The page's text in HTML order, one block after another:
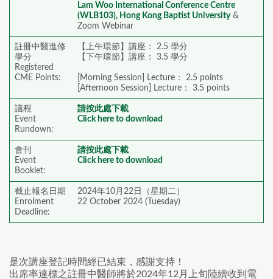
Lam Woo International Conference Centre
(WLB103), Hong Kong Baptist University&
Zoom Webinar
註冊中醫進修
學分
Registered
CME Points:
【上午環節】講座： 2.5 學分
【下午環節】講座： 3.5 學分
[Morning Session] Lecture： 2.5 points
[Afternoon Session] Lecture： 3.5 points
議程
Event
Rundown:
請按此處下載
Click here to download
會刊
Event
Booklet:
請按此處下載
Click here to download
截止報名日期
Enrolment
Deadline:
2024年10月22日（星期二）
22 October 2024 (Tuesday)
是次講座登記時間經已結束，感謝支持！
出席率達標之註冊中醫師將於2024年12月上旬陸續收到電